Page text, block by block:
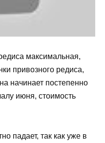
максимальная,
привозного редиса,
начинает постепенно
июня, стоимость
падает, так как уже в